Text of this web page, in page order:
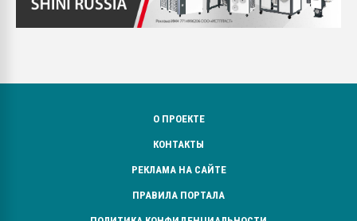
О ПРОЕКТЕ
КОНТАКТЫ
РЕКЛАМА НА САЙТЕ
ПРАВИЛА ПОРТАЛА